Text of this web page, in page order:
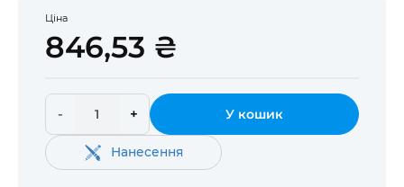
Ціна
846,53 ₴
- + У кошик
Нанесення